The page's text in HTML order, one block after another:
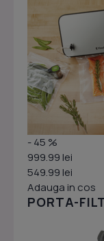
- 45 %
999.99 lei
549.99 lei
Adauga in cos
PORTA-